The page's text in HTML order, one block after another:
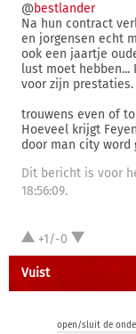
@bestlander
Na hun contract
en jorgensen echt
ook een jaartje
lust moet
voor zijn prestaties.
trouwens even of
Hoeveel krijgt
door man city word
Dit bericht is voor
18:56:09.
+1/-0
Vuist
open/sluit de